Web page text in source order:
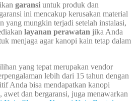
garansi untuk produk dan
ini mencakup kerusakan material
yang mungkin terjadi setelah instalasi,
layanan perawatan jika Anda
menjaga agar kanopi kain tetap dalam
yang tepat merupakan vendor
lebih dari 15 tahun dengan
Anda bisa mendapatkan kanopi
awet dan bergaransi, juga menawarkan